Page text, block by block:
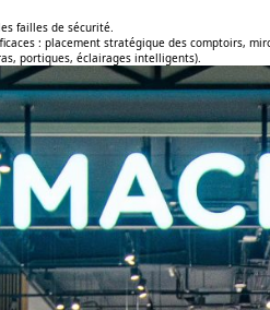
failles de sécurité.
: placement stratégique des comptoirs,
portiques, éclairages intelligents).